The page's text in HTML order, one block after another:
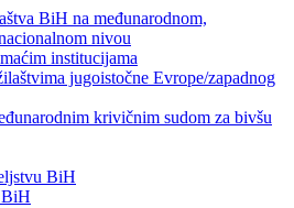
BiH na međunarodnom,
nivou
institucijama
jugoistočne Evrope/zapadnog
krivičnim sudom za bivšu
BiH
BiH